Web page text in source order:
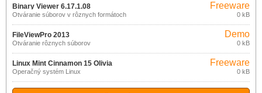
Binary Viewer 6.17.1.08
Otváranie súborov v rôznych formátoch
Freeware
0 kB
FileViewPro 2013
Otváranie rôznych súborov
Demo
0 kB
Linux Mint Cinnamon 15 Olivia
Operačný systém Linux
Freeware
0 kB